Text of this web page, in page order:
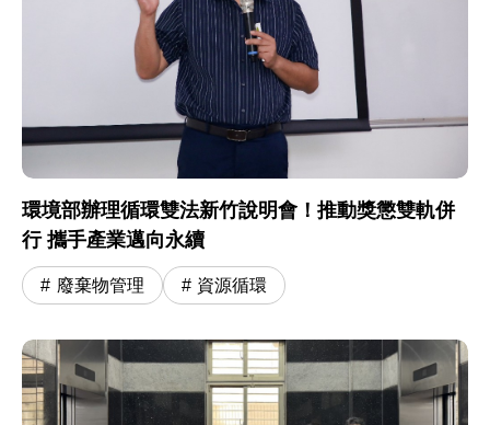
環境部辦理循環雙法新竹說明會！推動獎懲雙軌併
行 攜手產業邁向永續
廢棄物管理 資源循環